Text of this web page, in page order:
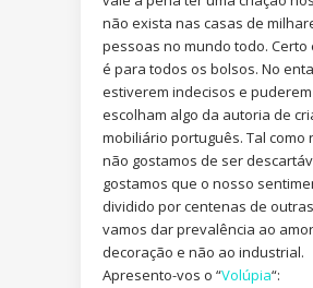
não exista nas casas de
pessoas no mundo todo. Certo
é para todos os bolsos. No
estiverem indecisos e
escolham algo da autoria de
mobiliário português. Tal como
não gostamos de ser
gostamos que o nosso
dividido por centenas de
vamos dar prevalência ao
decoração e não ao industrial.
Apresento-vos o “Volúpia“: